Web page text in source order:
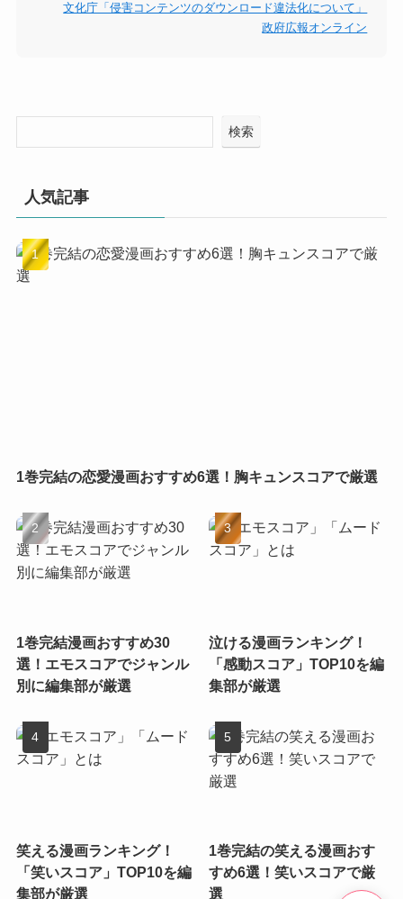
文化庁「侵害コンテンツのダウンロード違法化について」
政府広報オンライン
検索
人気記事
1巻完結の恋愛漫画おすすめ6選！胸キュンスコアで厳選
1巻完結漫画おすすめ30
選！エモスコアでジャンル
別に編集部が厳選
泣ける漫画ランキング！
「感動スコア」TOP10を編
集部が厳選
笑える漫画ランキング！
「笑いスコア」TOP10を編
集部が厳選
1巻完結の笑える漫画おす
すめ6選！笑いスコアで厳
選